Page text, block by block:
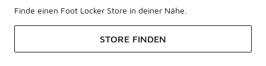
Finde einen Foot Locker Store in deiner Nähe.
STORE FINDEN